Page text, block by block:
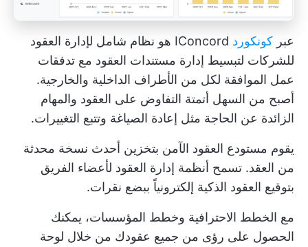
عبر كونكورد
IConcord هو نظام شامل لإدارة العقود
للشركات لتبسيط إدارة مستندات العقود مع تدفقات
عمل الموافقة لكل من الأطراف الداخلية والخارجية.
أصبح من السهل أتمتة التفاوض على العقود والمهام
الزائدة عن الحاجة مثل إعادة الصياغة وتتبع التغييرات.
يقوم مستودع العقود الآمن بتخزين أحدث نسخة محدثة
من العقد. تسمح أنظمة إدارة العقود لأعضاء الفريق
بتوقيع العقود الذكية إلكترونياً ببضع نقرات.
مع الخطط الاحترافية وخطط المؤسسات، يمكنك
الحصول على رؤى من جميع عقودك من خلال لوحة